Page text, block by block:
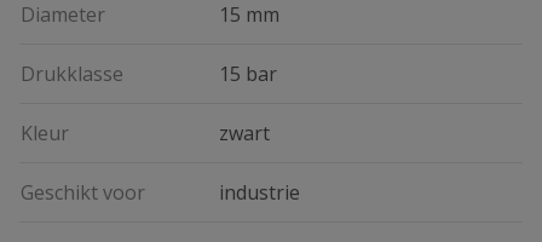
Diameter 15 mm
Drukklasse 15 bar
Kleur zwart
Geschikt voor industrie